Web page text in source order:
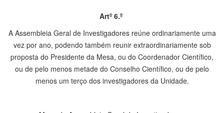
Artº 6.º
A Assembleia Geral de Investigadores reúne ordinariamente uma
vez por ano, podendo também reunir extraordinariamente sob
proposta do Presidente da Mesa, ou do Coordenador Científico,
ou de pelo menos metade do Conselho Científico, ou de pelo
menos um terço dos investigadores da Unidade.